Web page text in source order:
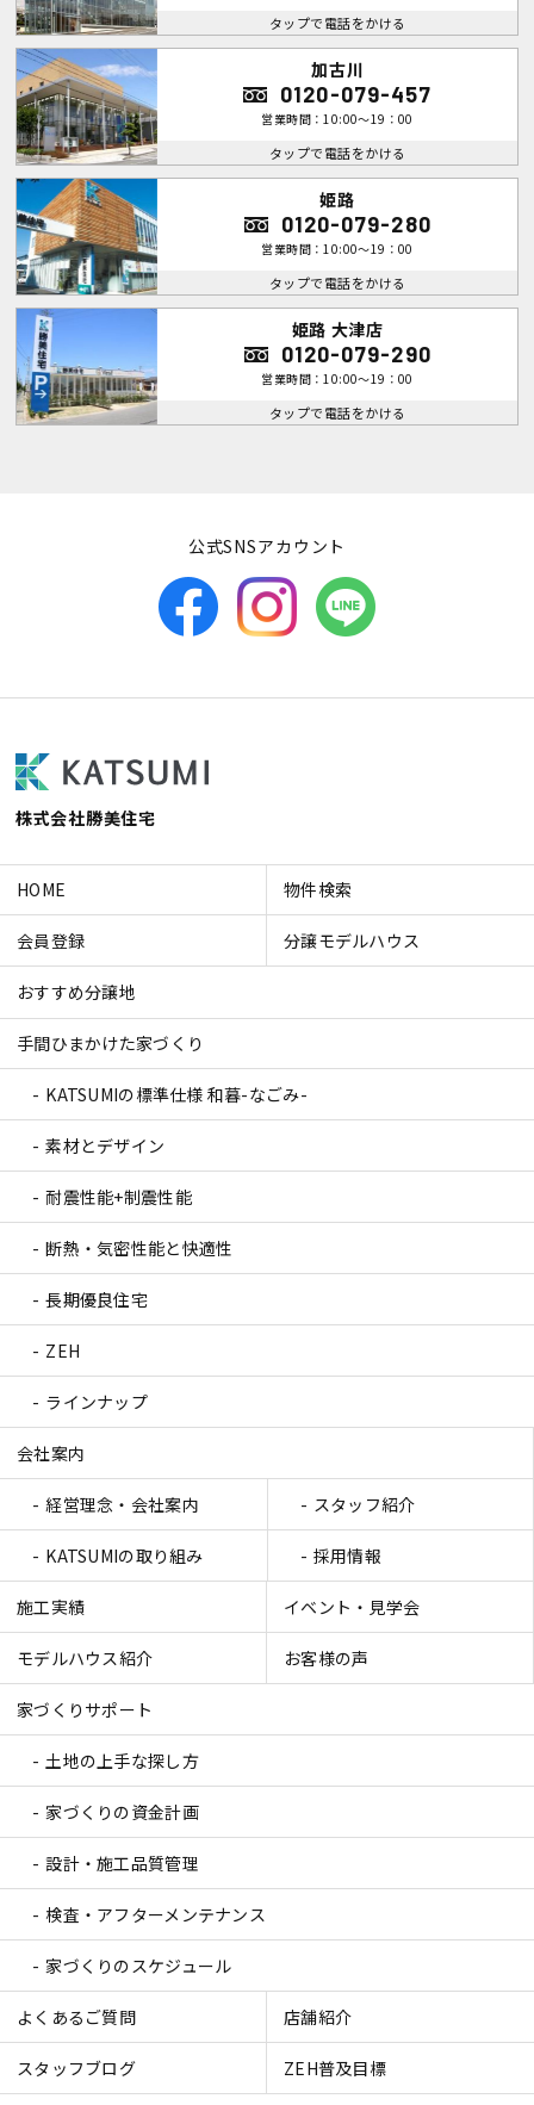
タップで電話をかける
加古川
0120-079-457
営業時間：10:00～19：00
タップで電話をかける
姫路
0120-079-280
営業時間：10:00～19：00
タップで電話をかける
姫路 大津店
0120-079-290
営業時間：10:00～19：00
タップで電話をかける
公式SNSアカウント
株式会社勝美住宅
HOME 物件検索
会員登録 分譲モデルハウス
おすすめ分譲地
手間ひまかけた家づくり
KATSUMIの標準仕様 和暮-なごみ-
素材とデザイン
耐震性能+制震性能
断熱・気密性能と快適性
長期優良住宅
ZEH
ラインナップ
会社案内
経営理念・会社案内 スタッフ紹介
KATSUMIの取り組み 採用情報
施工実績 イベント・見学会
モデルハウス紹介 お客様の声
家づくりサポート
土地の上手な探し方
家づくりの資金計画
設計・施工品質管理
検査・アフターメンテナンス
家づくりのスケジュール
よくあるご質問 店舗紹介
スタッフブログ ZEH普及目標